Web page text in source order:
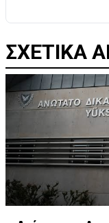
ΣΧΕΤΙΚΑ